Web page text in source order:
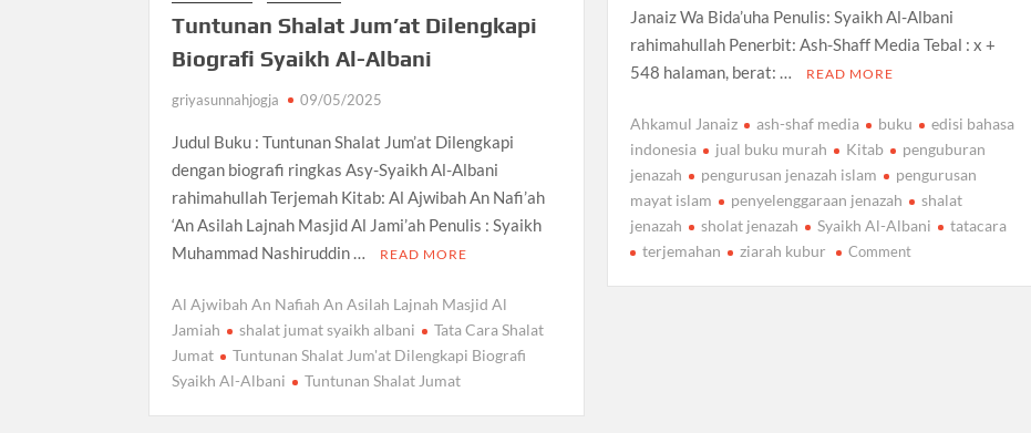
Tuntunan Shalat Jum’at Dilengkapi
Biografi Syaikh Al-Albani
griyasunnahjogja 09/05/2025
Judul Buku : Tuntunan Shalat Jum’at Dilengkapi
dengan biografi ringkas Asy-Syaikh Al-Albani
rahimahullah Terjemah Kitab: Al Ajwibah An Nafi’ah
‘An Asilah Lajnah Masjid Al Jami’ah Penulis : Syaikh
Muhammad Nashiruddin …
READ MORE
Al Ajwibah An Nafiah An Asilah Lajnah Masjid Al
Jamiah
shalat jumat syaikh albani
Tata Cara Shalat
Jumat
Tuntunan Shalat Jum'at Dilengkapi Biografi
Syaikh Al-Albani
Tuntunan Shalat Jumat
Janaiz Wa Bida’uha Penulis: Syaikh Al-Albani
rahimahullah Penerbit: Ash-Shaff Media Tebal : x +
548 halaman, berat: …
READ MORE
Ahkamul Janaiz ash-shaf media buku
edisi bahasa
indonesia
jual buku murah Kitab
penguburan
jenazah
pengurusan jenazah islam
pengurusan
mayat islam
penyelenggaraan jenazah
shalat
jenazah
sholat jenazah Syaikh Al-Albani
tatacara
terjemahan
ziarah kubur Commenton